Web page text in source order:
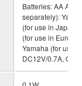
Batteries: AA
separately):
(for use in
(for use in
Yamaha (for use
DC12V/0.7A,